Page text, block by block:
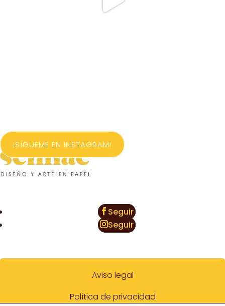
¡SÍGUEME EN INSTAGRAM!
Seguir
Seguir
Aviso legal
Política de privacidad